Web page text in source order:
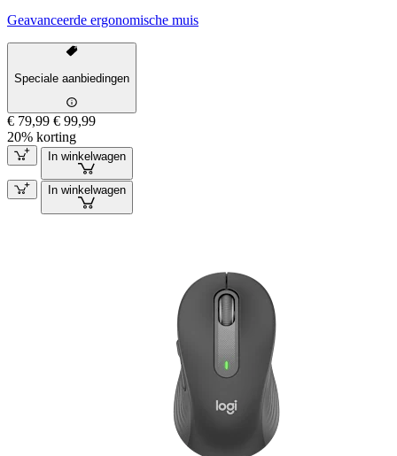
Geavanceerde ergonomische muis
Speciale aanbiedingen
€ 79,99 € 99,99
20% korting
In winkelwagen
In winkelwagen